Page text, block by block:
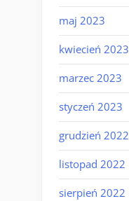
maj 2023
kwiecień 2023
marzec 2023
styczeń 2023
grudzień 2022
listopad 2022
sierpień 2022